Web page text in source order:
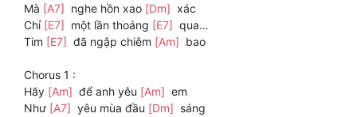
Mà [A7] nghe hồn xao [Dm] xác
Chỉ [E7] một lần thoáng [E7] qua…
Tim [E7] đã ngập chiêm [Am] bao
Chorus 1 :
Hãy [Am] để anh yêu [Am] em
Như [A7] yêu mùa đầu [Dm] sáng